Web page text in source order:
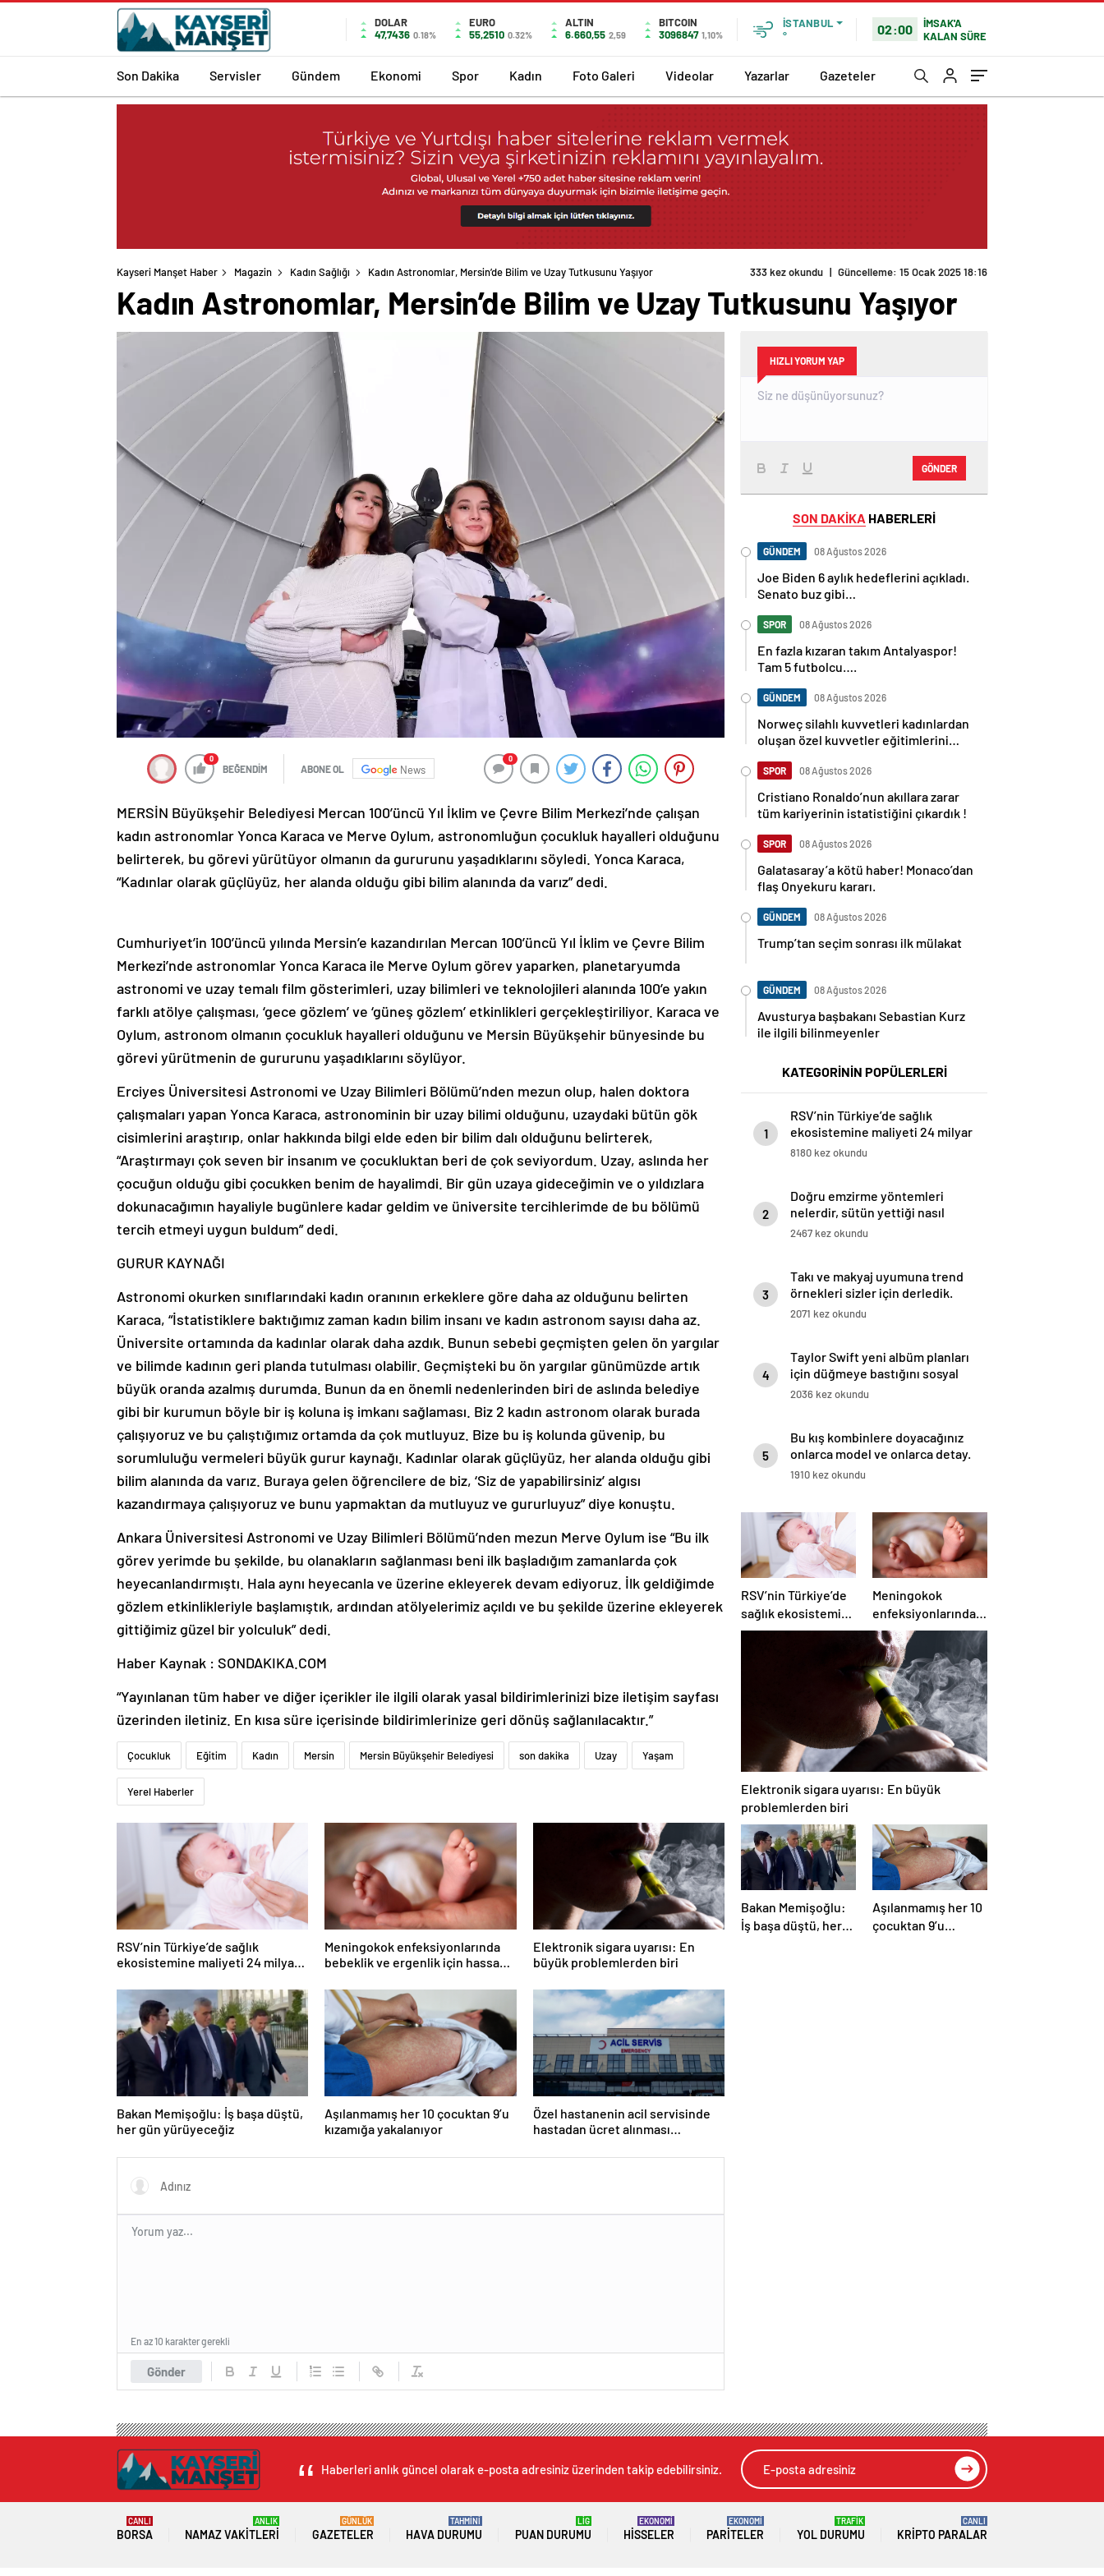
DOLAR
47,7436 0.18%
EURO
55,2510 0.32%
ALTIN
6.660,55 2,59
BITCOIN
3096847 1,10%
İSTANBUL
°
02:00
İMSAK'A
KALAN SÜRE
Son Dakika Servisler Gündem Ekonomi Spor Kadın Foto Galeri Videolar Yazarlar Gazeteler
Kayseri Manşet Haber Magazin Kadın Sağlığı Kadın Astronomlar, Mersin’de Bilim ve Uzay Tutkusunu Yaşıyor 333 kez okundu | Güncelleme: 15 Ocak 2025 18:16
Kadın Astronomlar, Mersin’de Bilim ve Uzay Tutkusunu Yaşıyor
0
BEĞENDİM ABONE OL News
0
MERSİN Büyükşehir Belediyesi Mercan 100’üncü Yıl İklim ve Çevre Bilim Merkezi’nde çalışan
kadın astronomlar Yonca Karaca ve Merve Oylum, astronomluğun çocukluk hayalleri olduğunu
belirterek, bu görevi yürütüyor olmanın da gururunu yaşadıklarını söyledi. Yonca Karaca,
“Kadınlar olarak güçlüyüz, her alanda olduğu gibi bilim alanında da varız” dedi.
Cumhuriyet’in 100’üncü yılında Mersin’e kazandırılan Mercan 100’üncü Yıl İklim ve Çevre Bilim
Merkezi’nde astronomlar Yonca Karaca ile Merve Oylum görev yaparken, planetaryumda
astronomi ve uzay temalı film gösterimleri, uzay bilimleri ve teknolojileri alanında 100’e yakın
farklı atölye çalışması, ‘gece gözlem’ ve ‘güneş gözlem’ etkinlikleri gerçekleştiriliyor. Karaca ve
Oylum, astronom olmanın çocukluk hayalleri olduğunu ve Mersin Büyükşehir bünyesinde bu
görevi yürütmenin de gururunu yaşadıklarını söylüyor.
Erciyes Üniversitesi Astronomi ve Uzay Bilimleri Bölümü’nden mezun olup, halen doktora
çalışmaları yapan Yonca Karaca, astronominin bir uzay bilimi olduğunu, uzaydaki bütün gök
cisimlerini araştırıp, onlar hakkında bilgi elde eden bir bilim dalı olduğunu belirterek,
“Araştırmayı çok seven bir insanım ve çocukluktan beri de çok seviyordum. Uzay, aslında her
çocuğun olduğu gibi çocukken benim de hayalimdi. Bir gün uzaya gideceğimin ve o yıldızlara
dokunacağımın hayaliyle bugünlere kadar geldim ve üniversite tercihlerimde de bu bölümü
tercih etmeyi uygun buldum” dedi.
GURUR KAYNAĞI
Astronomi okurken sınıflarındaki kadın oranının erkeklere göre daha az olduğunu belirten
Karaca, “İstatistiklere baktığımız zaman kadın bilim insanı ve kadın astronom sayısı daha az.
Üniversite ortamında da kadınlar olarak daha azdık. Bunun sebebi geçmişten gelen ön yargılar
ve bilimde kadının geri planda tutulması olabilir. Geçmişteki bu ön yargılar günümüzde artık
büyük oranda azalmış durumda. Bunun da en önemli nedenlerinden biri de aslında belediye
gibi bir kurumun böyle bir iş koluna iş imkanı sağlaması. Biz 2 kadın astronom olarak burada
çalışıyoruz ve bu çalıştığımız ortamda da çok mutluyuz. Bize bu iş kolunda güvenip, bu
sorumluluğu vermeleri büyük gurur kaynağı. Kadınlar olarak güçlüyüz, her alanda olduğu gibi
bilim alanında da varız. Buraya gelen öğrencilere de biz, ‘Siz de yapabilirsiniz’ algısı
kazandırmaya çalışıyoruz ve bunu yapmaktan da mutluyuz ve gururluyuz” diye konuştu.
Ankara Üniversitesi Astronomi ve Uzay Bilimleri Bölümü’nden mezun Merve Oylum ise “Bu ilk
görev yerimde bu şekilde, bu olanakların sağlanması beni ilk başladığım zamanlarda çok
heyecanlandırmıştı. Hala aynı heyecanla ve üzerine ekleyerek devam ediyoruz. İlk geldiğimde
gözlem etkinlikleriyle başlamıştık, ardından atölyelerimiz açıldı ve bu şekilde üzerine ekleyerek
gittiğimiz güzel bir yolculuk” dedi.
Haber Kaynak : SONDAKIKA.COM
“Yayınlanan tüm haber ve diğer içerikler ile ilgili olarak yasal bildirimlerinizi bize iletişim sayfası
üzerinden iletiniz. En kısa süre içerisinde bildirimlerinize geri dönüş sağlanılacaktır.”
Çocukluk Eğitim Kadın Mersin Mersin Büyükşehir Belediyesi son dakika Uzay Yaşam
Yerel Haberler
RSV’nin Türkiye’de sağlık
ekosistemine maliyeti 24 milyar
Meningokok enfeksiyonlarında
bebeklik ve ergenlik için hassas
Elektronik sigara uyarısı: En
büyük problemlerden biri
Bakan Memişoğlu: İş başa düştü,
her gün yürüyeceğiz
Aşılanmamış her 10 çocuktan 9’u
kızamığa yakalanıyor
Özel hastanenin acil servisinde
hastadan ücret alınması
Gönder
En az 10 karakter gerekli
HIZLI YORUM YAP
GÖNDER
SON DAKİKA HABERLERİ
GÜNDEM 08 Ağustos 2026
Joe Biden 6 aylık hedeflerini açıkladı.
Senato buz gibi…
SPOR 08 Ağustos 2026
En fazla kızaran takım Antalyaspor!
Tam 5 futbolcu….
GÜNDEM 08 Ağustos 2026
Norweç silahlı kuvvetleri kadınlardan
oluşan özel kuvvetler eğitimlerini
SPOR 08 Ağustos 2026
Cristiano Ronaldo’nun akıllara zarar
tüm kariyerinin istatistiğini çıkardık !
SPOR 08 Ağustos 2026
Galatasaray’a kötü haber! Monaco’dan
flaş Onyekuru kararı.
GÜNDEM 08 Ağustos 2026
Trump’tan seçim sonrası ilk mülakat
GÜNDEM 08 Ağustos 2026
Avusturya başbakanı Sebastian Kurz
ile ilgili bilinmeyenler
KATEGORİNİN POPÜLERLERİ
1
RSV’nin Türkiye’de sağlık
ekosistemine maliyeti 24 milyar
lirayı aşıyor
8180 kez okundu
2
Doğru emzirme yöntemleri
nelerdir, sütün yettiği nasıl
anlaşılır?
2467 kez okundu
3
Takı ve makyaj uyumuna trend
örnekleri sizler için derledik.
2071 kez okundu
4
Taylor Swift yeni albüm planları
için düğmeye bastığını sosyal
medyadan duyurdu!
2036 kez okundu
5
Bu kış kombinlere doyacağınız
onlarca model ve onlarca detay.
1910 kez okundu
RSV’nin Türkiye’de
sağlık ekosistemine
maliyeti 24 milyar
Meningokok
enfeksiyonlarında
bebeklik ve
ergenlik için hassas
dönem uyarısı!
Elektronik sigara uyarısı: En büyük
problemlerden biri
Bakan Memişoğlu:
İş başa düştü, her
Aşılanmamış her 10
çocuktan 9’u
Haberleri anlık güncel olarak e-posta adresiniz üzerinden takip edebilirsiniz.
BORSA
CANLI
NAMAZ VAKITLERI
ANLIK
GAZETELER
GÜNLÜK
HAVA DURUMU
TAHMİNİ
PUAN DURUMU
LİG
HISSELER
EKONOMİ
PARITELER
EKONOMİ
YOL DURUMU
TRAFİK
KRIPTO PARALAR
CANLI